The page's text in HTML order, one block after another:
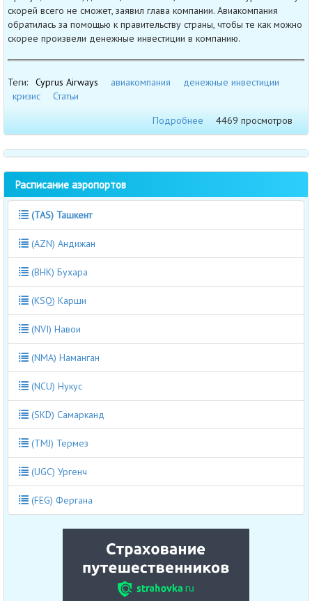
скорей всего не сможет, заявил глава компании. Авиакомпания
обратилась за помощью к правительству страны, чтобы те как можно
скорее произвели денежные инвестиции в компанию.
Теги: Cyprus Airways авиакомпания
денежные инвестиции
кризис
Статьи
Подробнее
4469 просмотров
Расписание аэропортов
(TAS) Ташкент
(AZN) Андижан
(BHK) Бухара
(KSQ) Карши
(NVI) Навои
(NMA) Наманган
(NCU) Нукус
(SKD) Самарканд
(TMJ) Термез
(UGC) Ургенч
(FEG) Фергана